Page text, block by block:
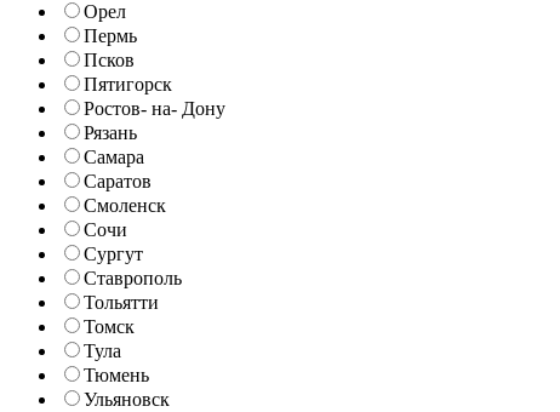
Орел
Пермь
Псков
Пятигорск
Ростов- на- Дону
Рязань
Самара
Саратов
Смоленск
Сочи
Сургут
Ставрополь
Тольятти
Томск
Тула
Тюмень
Ульяновск